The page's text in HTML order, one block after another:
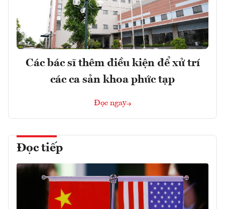
Các bác sĩ thêm điều kiện để xử trí
các ca sản khoa phức tạp
Đọc ngay
Đọc tiếp